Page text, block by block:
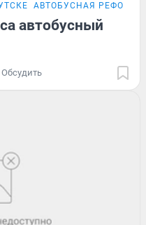
АВТОБУСНАЯ РЕФОРМА
автобусный
Обсудить